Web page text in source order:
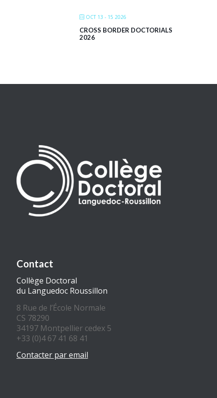
OCT 13 - 15 2026
CROSS BORDER DOCTORIALS
2026
Contact
Collège Doctoral
du Languedoc Roussillon
8 Rue de l’École Normale
CS 78290
34197 Montpellier cedex 5
+33 (0)4 67 41 68 41
Contacter par email